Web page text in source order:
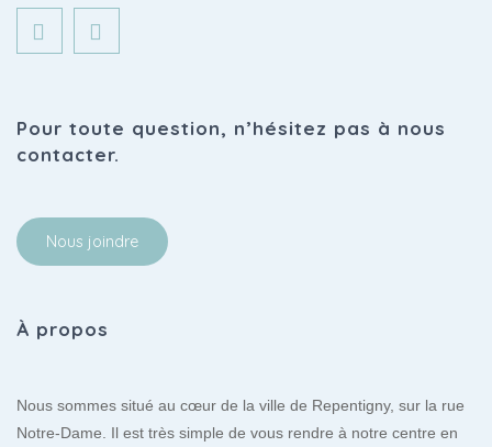
Pour toute question, n’hésitez pas à nous
contacter.
Nous joindre
À propos
Nous sommes situé au cœur de la ville de Repentigny, sur la rue
Notre-Dame. Il est très simple de vous rendre à notre centre en